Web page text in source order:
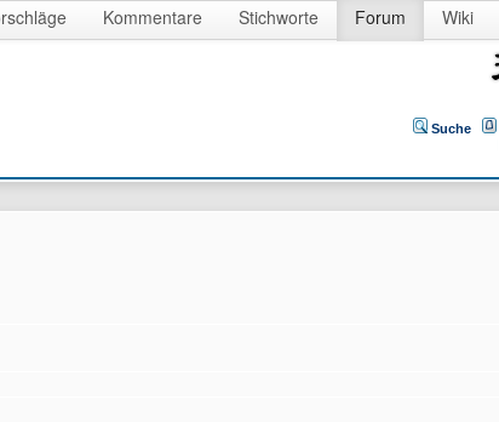
Kommentare Stichworte Forum Wiki
Suche